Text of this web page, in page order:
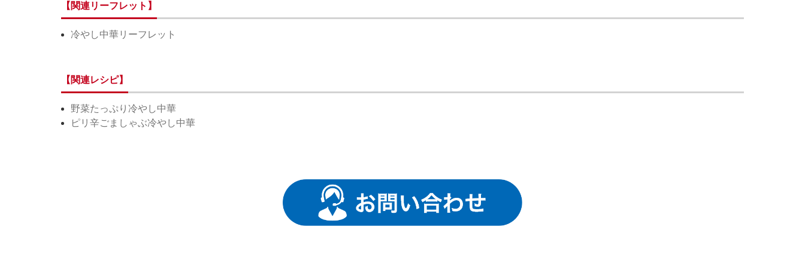
【関連リーフレット】
冷やし中華リーフレット
【関連レシピ】
野菜たっぷり冷やし中華
ピリ辛ごましゃぶ冷やし中華